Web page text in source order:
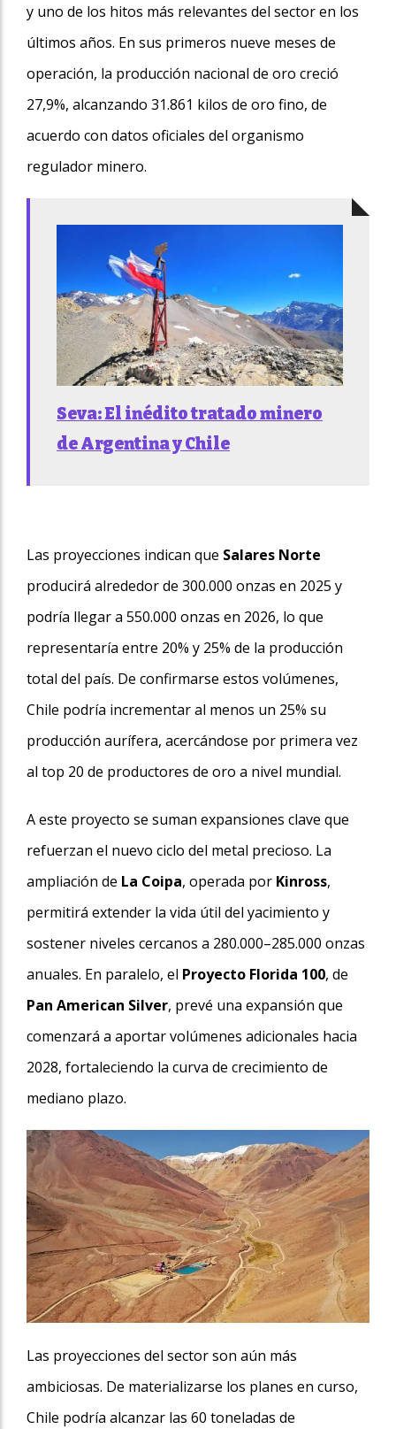
y uno de los hitos más relevantes del sector en los
últimos años. En sus primeros nueve meses de
operación, la producción nacional de oro creció
27,9%, alcanzando 31.861 kilos de oro fino, de
acuerdo con datos oficiales del organismo
regulador minero.
Seva: El inédito tratado minero
de Argentina y Chile
Las proyecciones indican que Salares Norte
producirá alrededor de 300.000 onzas en 2025 y
podría llegar a 550.000 onzas en 2026, lo que
representaría entre 20% y 25% de la producción
total del país. De confirmarse estos volúmenes,
Chile podría incrementar al menos un 25% su
producción aurífera, acercándose por primera vez
al top 20 de productores de oro a nivel mundial.
A este proyecto se suman expansiones clave que
refuerzan el nuevo ciclo del metal precioso. La
ampliación de La Coipa, operada por Kinross,
permitirá extender la vida útil del yacimiento y
sostener niveles cercanos a 280.000–285.000 onzas
anuales. En paralelo, el Proyecto Florida 100, de
Pan American Silver, prevé una expansión que
comenzará a aportar volúmenes adicionales hacia
2028, fortaleciendo la curva de crecimiento de
mediano plazo.
Las proyecciones del sector son aún más
ambiciosas. De materializarse los planes en curso,
Chile podría alcanzar las 60 toneladas de